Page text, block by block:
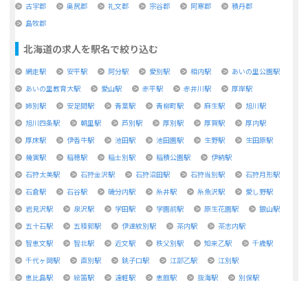
古宇郡 奥尻郡 礼文郡 宗谷郡 阿寒郡
積丹郡
島牧郡
北海道の求人を駅名で絞り込む
網走駅 安平駅 阿分駅 愛別駅 相内駅
あいの里公園駅
あいの里教育大駅
愛山駅 赤平駅 赤井川駅
厚岸駅
姉別駅
安足間駅 青葉駅 青柳町駅 麻生駅
旭川駅
旭川四条駅
朝里駅 芦別駅 厚別駅 厚賀駅
厚内駅
厚床駅
伊香牛駅 池田駅 池田園駅 生野駅
生田原駅
幾寅駅
稲穂駅 稲士別駅 稲積公園駅
伊納駅
石狩太美駅
石狩金沢駅 石狩沼田駅 石狩当別駅
石狩月形駅
石倉駅
石谷駅 磯分内駅 糸井駅 糸魚沢駅
愛し野駅
岩見沢駅
泉沢駅 学田駅 学園前駅 原生花園駅
銀山駅
五十石駅
五稜郭駅 伊達紋別駅 茶内駅
茶志内駅
智恵文駅
智北駅 近文駅 秩父別駅 知来乙駅
千歳駅
千代ヶ岡駅
直別駅 銚子口駅 江部乙駅
江別駅
恵比島駅
絵笛駅 遠軽駅 恵庭駅 抜海駅
別保駅